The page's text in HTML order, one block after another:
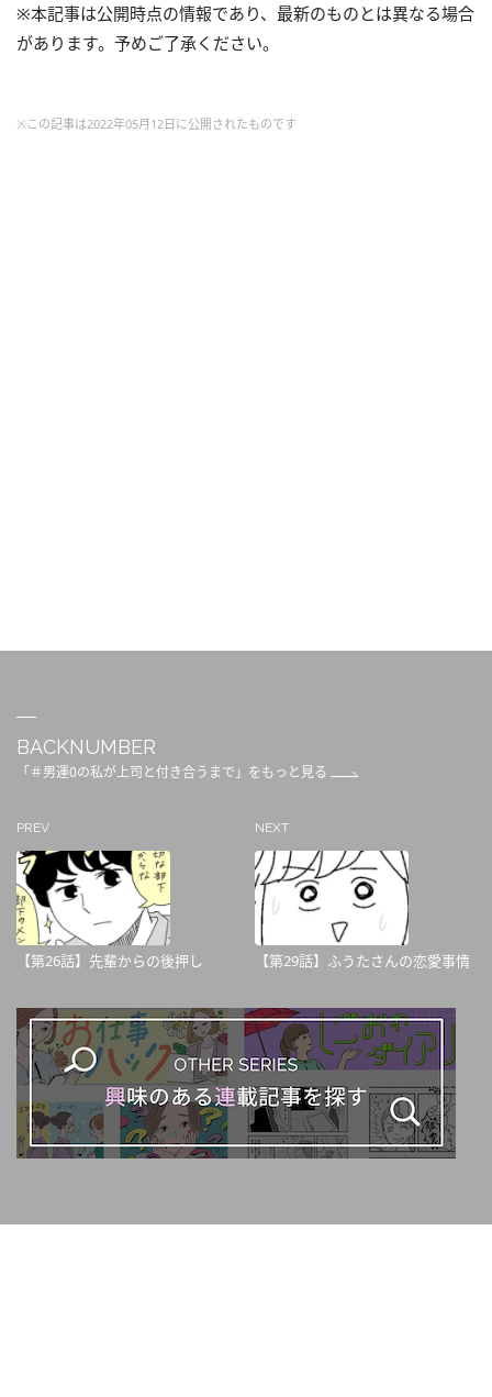
※本記事は公開時点の情報であり、最新のものとは異なる場合
があります。予めご了承ください。
※この記事は2022年05月12日に公開されたものです
BACKNUMBER
「＃男運0の私が上司と付き合うまで」をもっと見る
PREV
【第26話】先輩からの後押し
NEXT
【第29話】ふうたさんの恋愛事情